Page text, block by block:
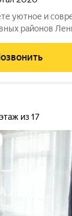
уютное и
районов
из 17